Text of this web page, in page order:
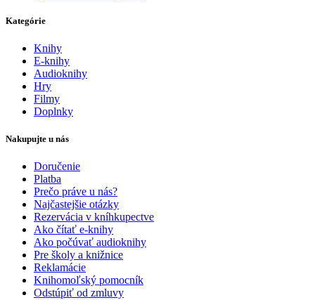
Kategórie
Knihy
E-knihy
Audioknihy
Hry
Filmy
Doplnky
Nakupujte u nás
Doručenie
Platba
Prečo práve u nás?
Najčastejšie otázky
Rezervácia v kníhkupectve
Ako čítať e-knihy
Ako počúvať audioknihy
Pre školy a knižnice
Reklamácie
Knihomoľský pomocník
Odstúpiť od zmluvy